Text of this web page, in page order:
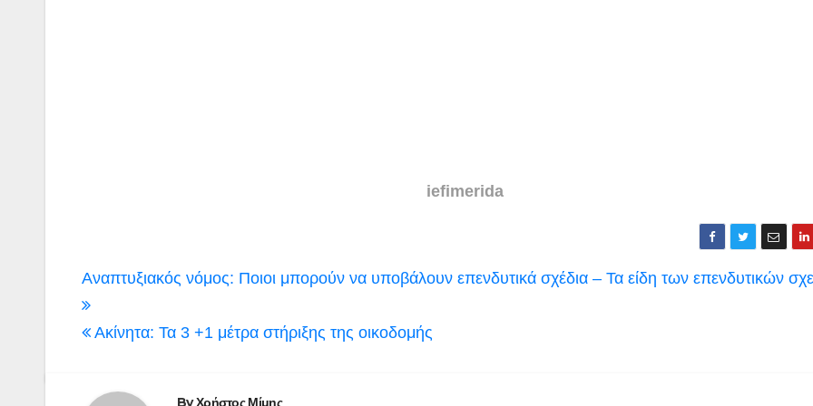
iefimerida
Πλοήγηση
άρθρων
Αναπτυξιακός νόμος: Ποιοι μπορούν να υποβάλουν επενδυτικά σχέδια – Τα είδη των επενδυτικών
Ακίνητα: Τα 3 +1 μέτρα στήριξης της οικοδομής
ByΧρήστος Μίμης